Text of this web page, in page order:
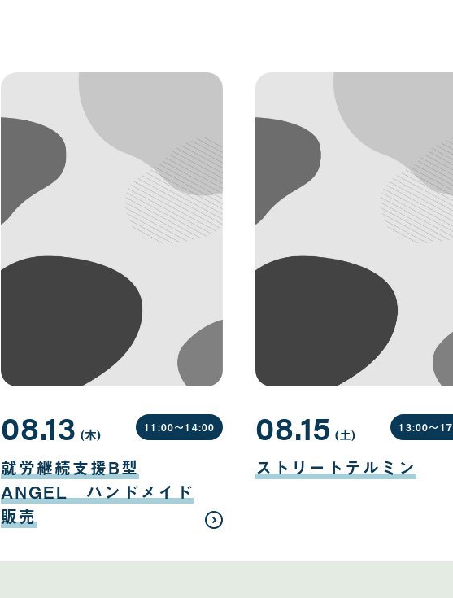
就労継続支援B型
ANGEL ハンドメイド
販売
08.13
月
13
日
(木曜
日
) 11:00〜14:00
ストリートテルミン
08.15
月
15
日
(土曜
日
) 13:00〜